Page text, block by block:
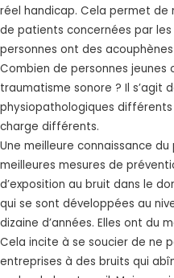
réel handicap. Cela permet de
de patients concernées par
personnes ont des
Combien de personnes jeunes
traumatisme sonore ? Il s’agit
physiopathologiques
charge différents.
Une meilleure connaissance
meilleures mesures de
d’exposition au bruit dans le
qui se sont développées au
dizaine d’années. Elles ont du
Cela incite à se soucier de ne
entreprises à des bruits qui